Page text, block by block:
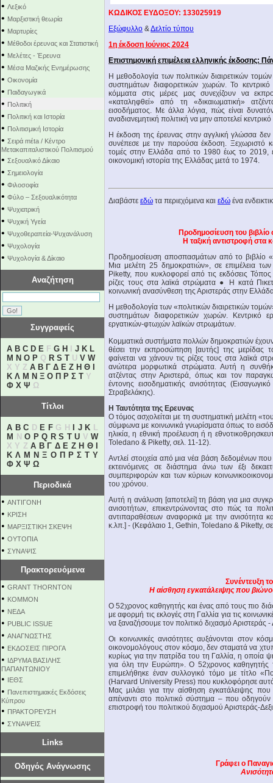
• Λεξικό
• Μαρξιστική θεωρία
• Μαρτυρίες
• Μέθοδοι έρευνας και Στατιστική
• Μελέτες - Έρευνα
• Μέσα Μαζικής Ενημέρωσης
• Οικονομία
• Παιδαγωγικά
• Πολιτική
• Πολιτική και Ιστορία
• Πολιτισμική Ιστορία
• Σειρά mέta / Κέντρο
Μετακαπιταλιστικού Πολιτισμού
• Σεξουαλικό Δίκαιο
• Σημειολογία
• Φιλοσοφία
• Φύλο – Σεξουαλικότητα
• Ψυχιατρική
• Ψυχική Υγεία
• Ψυχοθεραπεία-Ψυχανάλυση
• Ψυχολογία
• Ψυχολογία & Δίκαιο
Αναζήτηση
Συγγραφείς
A B C D E F G H J K L
M N O P Q R S T U V W
X Y Z Α Β Γ Δ Ε Ζ Η Θ
Κ Λ Μ Ν Ξ Ο Π Ρ Σ Τ Υ
Φ Χ Ψ Ω
Τίτλοι
A B C D E FG H J K L
M
N O P Q R S T U V W
X Y ZΑ Β Γ Δ Ε Ζ Η Θ
Κ Λ Μ Ν Ξ Ο Π Ρ Σ Τ Υ
Φ Χ Ψ Ω
Περιοδικά
• ΑΝΤΙΓΟΝΗ
• ΚΡΙΣΗ
• ΜΑΡΞΙΣΤΙΚΗ ΣΚΕΨΗ
• ΟΥΤΟΠΙΑ
• ΣΥΝΑΨΙΣ
Πρακτορευόμενα
• GRANT THORNTON
• KOMMON
• NEΔΑ
• PUBLIC ISSUE
• ΑΝΑΓΝΩΣΤΗΣ
• ΕΚΔΟΣΕΙΣ ΠΙΡΟΓΑ
• ΙΔΡΥΜΑ ΒΑΣΙΛΗΣ
ΠΑΠΑΝΤΩΝΙΟΥ
• ΙΕΘΣ
• Πανεπιστημιακές Εκδόσεις
Κύπρου
• ΠΡΑΚΤΟΡΕΥΣΗ
• ΣΥΝΑΨΕΙΣ
Links
Οδηγός Ανάγνωσης
ΚΩΔΙΚΟΣ ΕΥΔΟΞΟΥ: 133025919
Εξώφυλλο &Δελτίο τύπου
1η έκδοση Ιούνιος 2024
Επιστημονική επιμέλεια ελληνικής έκδοσης:
Η µεθοδολογία των πολιτικών διαιρετικών
συστηµάτων διαφορετικών χωρών. Το
κόµµατα στις µέρες µας συνεχίζουν να
«καταληφθεί» από τη «δικαιωµατική»
εισοδήµατος. Με άλλα λόγια, πώς είναι
αναδιανεµητική πολιτική να µην αποτελεί
Η έκδοση της έρευνας στην αγγλική γλώσσα
συνέπεσε µε την παρούσα έκδοση. Ξεχωριστό
τοµές στην Ελλάδα από το 1980 έως το 2019,
οικονοµική ιστορία της Ελλάδας µετά το 1974.
Διαβάστε εδώ τα περιεχόμενα και εδώ ένα
Προδημοσίευση του βιβλίο
Η ταξική αντιστροφή στα
Προδημοσίευση αποσπασμάτων από το βιβλίο
Μια μελέτη 25 δημοκρατιών», σε επιμέλεια
Piketty, που κυκλοφορεί από τις εκδόσεις
ρίζες τους στα λαϊκά στρώματα ● Η κατά
κοινωνική ανασύνθεση της Αριστεράς στην
Η μεθοδολογία των «πολιτικών διαιρετικών
συστημάτων διαφορετικών χωρών. Κεντρικό
εργατικών-φτωχών λαϊκών στρωμάτων.
Κομματικά συστήματα πολλών δημοκρατιών έχουν
θέσει την εκπροσώπηση [αυτής] της
φαίνεται να χάνουν τις ρίζες τους στα λαϊκά
ανώτερα μορφωτικά στρώματα. Αυτή η
ατζέντας στην Αριστερά, όπως και τον
έντονης εισοδηματικής ανισότητας
Στραβελάκης).
Η Ταυτότητα της Ερευνας
Ο τόμος ασχολείται με τη συστηματική μελέτη
σύμφωνα με κοινωνικά γνωρίσματα όπως το
ηλικία, η εθνική προέλευση ή η
Toledano & Piketty, σελ. 11-12).
Αντλεί στοιχεία από μια νέα βάση δεδομένων
εκτεινόμενες σε διάστημα άνω των έξι
συμπεριφορών και των κύριων
του χρόνου.
Αυτή η ανάλυση [αποτελεί] τη βάση για μια
ανισοτήτων, επικεντρώνοντας στο πώς τα
αντιπαραθέσεων αναφορικά με την ανισότητα
κ.λπ.] - (Κεφάλαιο 1, Gethin, Toledano & Piketty,
Συνέντευξη
Η αίσθηση εγκατάλειψης που
Ο 52χρονος καθηγητής και ένας από τους πιο
με αφορμή τις εκλογές στη Γαλλία για τις
να ξαναζήσουμε τον πολιτικό διχασμό Αριστεράς -
Oι κοινωνικές ανισότητες αυξάνονται στον
οικονομολόγους στον κόσμο, δεν σταματά να
κυρίως για την πατρίδα του τη Γαλλία, η οποία
για όλη την Ευρώπη». Ο 52χρονος
επιμελήθηκε έναν συλλογικό τόμο με τίτλο
(Harvard University Press) που κυκλοφόρησε
Μας μιλάει για την αίσθηση εγκατάλειψης
απέναντι στο πολιτικό σύστημα – που
επιστροφή του πολιτικού διχασμού Αριστεράς-
Γράφει ο